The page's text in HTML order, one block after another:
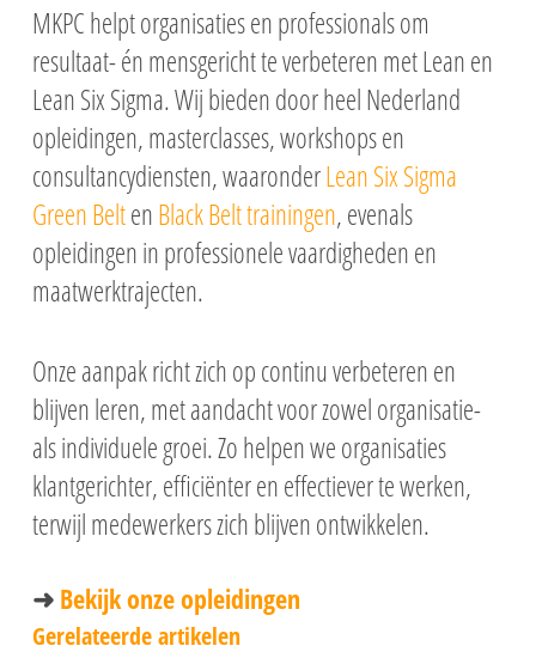
MKPChelpt organisaties en professionals om
resultaat- én mensgericht te verbeteren met Lean en
Lean Six Sigma. Wij bieden door heel Nederland
opleidingen, masterclasses, workshops en
consultancydiensten, waaronderLean Six Sigma
Green BeltenBlack Belt trainingen, evenals
opleidingen in professionele vaardigheden en
maatwerktrajecten.
Onze aanpak richt zich op continu verbeteren en
blijven leren, met aandacht voor zowel organisatie-
als individuele groei. Zo helpen we organisaties
klantgerichter, efficiënter en effectiever te werken,
terwijl medewerkers zich blijven ontwikkelen.
➜ Bekijk onze opleidingen
Gerelateerde artikelen